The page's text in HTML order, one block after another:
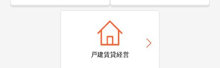
戸建賃貸経営